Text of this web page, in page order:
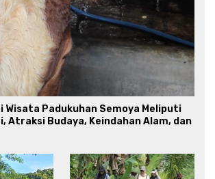
Wisata Padukuhan Semoya Meliputi
Atraksi Budaya, Keindahan Alam, dan